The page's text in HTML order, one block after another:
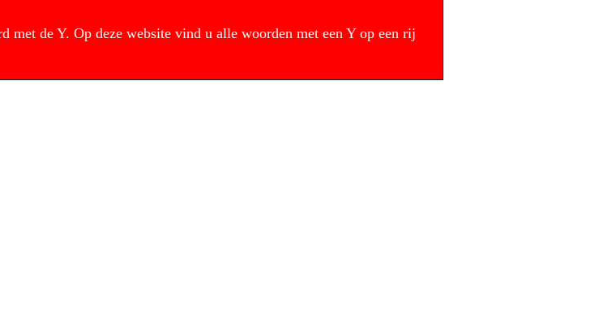
met de Y. Op deze website vind u alle woorden met een Y op een rij